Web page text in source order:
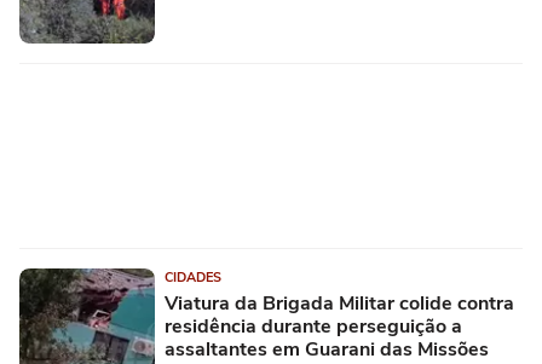
CIDADES
Viatura da Brigada Militar colide contra
residência durante perseguição a
assaltantes em Guarani das Missões